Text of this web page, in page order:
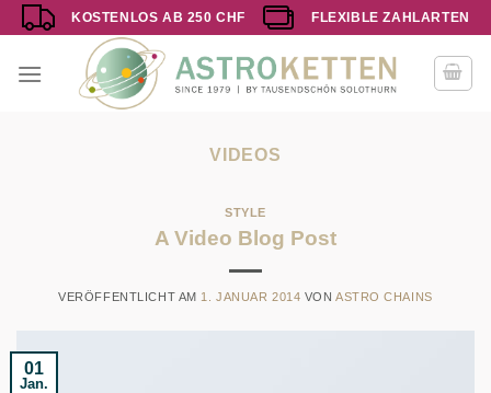
Zum
Inhalt
springen
KOSTENLOS AB 250 CHF FLEXIBLE ZAHLARTEN
VIDEOS
STYLE
A Video Blog Post
VERÖFFENTLICHT AM 1. JANUAR 2014 VON ASTRO CHAINS
01
Jan.